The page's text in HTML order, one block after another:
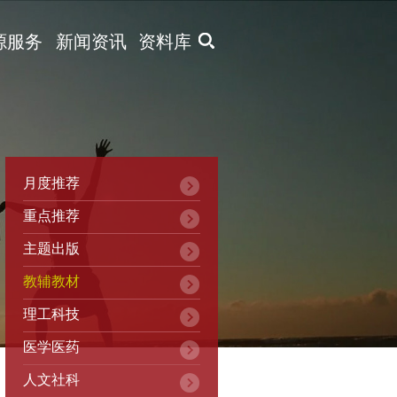
X
服务 新闻资讯 资料库
月度推荐
重点推荐
主题出版
教辅教材
理工科技
医学医药
人文社科